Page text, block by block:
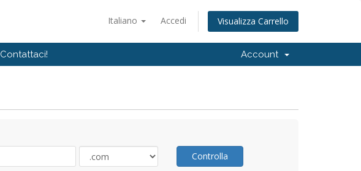
Italiano Accedi Visualizza Carrello
Contattaci! Account
Controlla